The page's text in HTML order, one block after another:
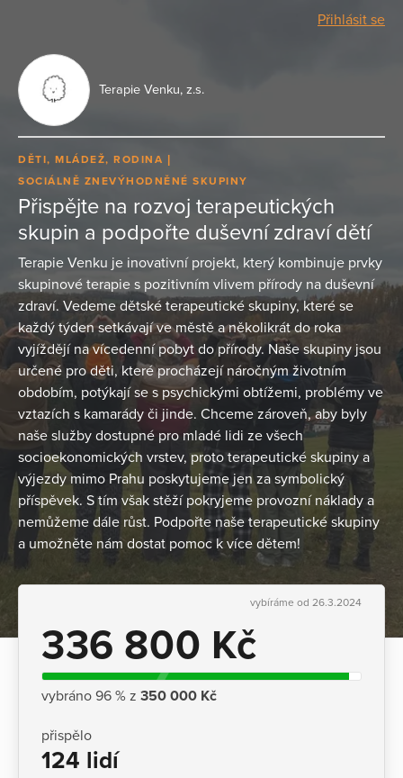
Přihlásit se
Terapie Venku, z.s.
DĚTI, MLÁDEŽ, RODINA
SOCIÁLNĚ ZNEVÝHODNĚNÉ SKUPINY
Přispějte na rozvoj terapeutických
skupin a podpořte duševní zdraví dětí
Terapie Venku je inovativní projekt, který kombinuje prvky
skupinové terapie s pozitivním vlivem přírody na duševní
zdraví. Vedeme dětské terapeutické skupiny, které se
každý týden setkávají ve městě a několikrát do roka
vyjíždějí na vícedenní pobyt do přírody. Naše skupiny jsou
určené pro děti, které procházejí náročným životním
obdobím, potýkají se s psychickými obtížemi, problémy ve
vztazích s kamarády či jinde. Chceme zároveň, aby byly
naše služby dostupné pro mladé lidi ze všech
socioekonomických vrstev, proto terapeutické skupiny a
výjezdy mimo Prahu poskytujeme jen za symbolický
příspěvek. S tím však stěží pokryjeme provozní náklady a
nemůžeme dále růst. Podpořte naše terapeutické skupiny
a umožněte nám dostat pomoc k více dětem!
vybíráme od 26.3.2024
336 800 Kč
vybráno 96 % z 350 000 Kč
přispělo
124 lidí